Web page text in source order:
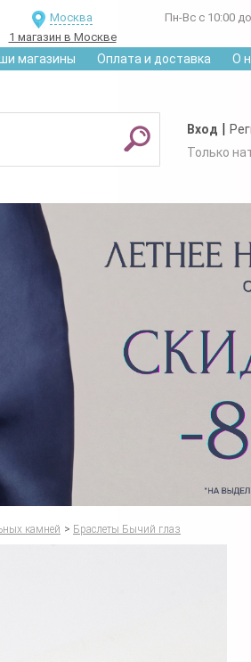
Москва
1 магазин в Москве
Пн-Вс с 10:00
магазины Оплата и доставка О
Вход |
Только
камней > Браслеты Бычий глаз